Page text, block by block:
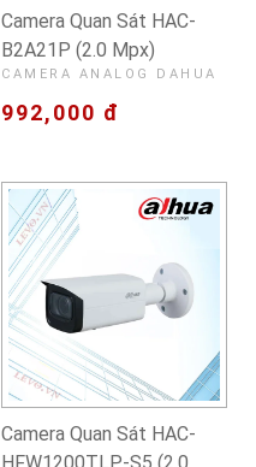
Camera Quan Sát HAC-
B2A21P (2.0 Mpx)
CAMERA ANALOG DAHUA
992,000 đ
Camera Quan Sát HAC-